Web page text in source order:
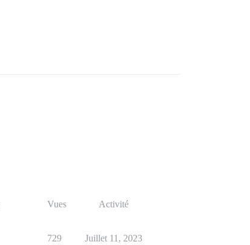
Vues Activité
729 Juillet 11, 2023